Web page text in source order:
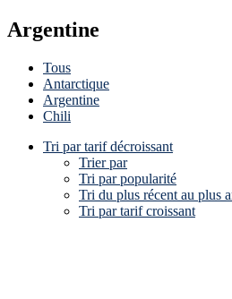
Argentine
Tous
Antarctique
Argentine
Chili
Tri par tarif décroissant
Trier par
Tri par popularité
Tri du plus récent au plus
Tri par tarif croissant